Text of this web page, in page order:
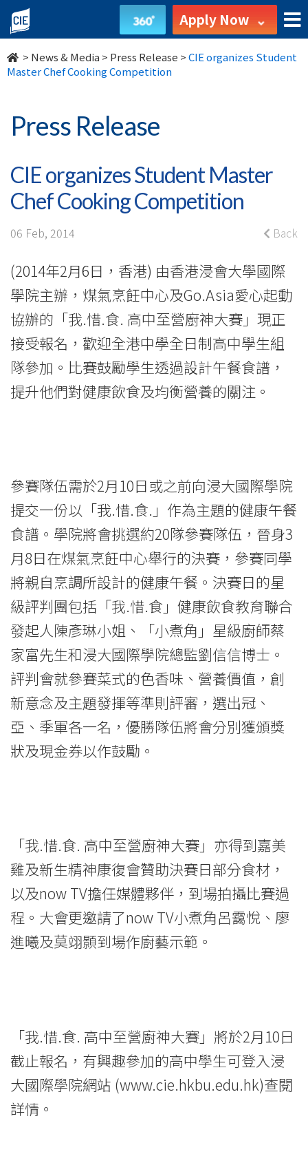
CIE
organizes
Student
Chef
Cooking
Competition
News
College
of
International
Hong
Kong
Baptist
University
Apply Now
> News & Media > Press Release >CIE organizes Student
Master Chef Cooking Competition
Press Release
CIE organizes Student Master
Chef Cooking Competition
06 Feb, 2014 Back
(2014年2月6日，香港) 由香港浸會大學國際
學院主辦，煤氣烹飪中心及Go.Asia愛心起動
協辦的「我.惜.食. 高中至營廚神大賽」現正
接受報名，歡迎全港中學全日制高中學生組
隊參加。比賽鼓勵學生透過設計午餐食譜，
提升他們對健康飲食及均衡營養的關注。
參賽隊伍需於2月10日或之前向浸大國際學院
提交一份以「我.惜.食.」作為主題的健康午餐
食譜。學院將會挑選約20隊參賽隊伍，晉身3
月8日在煤氣烹飪中心舉行的決賽，參賽同學
將親自烹調所設計的健康午餐。決賽日的星
級評判團包括「我.惜.食」健康飲食教育聯合
發起人陳彥琳小姐、「小煮角」星級廚師蔡
家富先生和浸大國際學院總監劉信信博士。
評判會就參賽菜式的色香味、營養價值，創
新意念及主題發揮等準則評審，選出冠、
亞、季軍各一名，優勝隊伍將會分別獲頒獎
狀及現金券以作鼓勵。
「我.惜.食. 高中至營廚神大賽」亦得到嘉美
雞及新生精神康復會贊助決賽日部分食材，
以及now TV擔任媒體夥伴，到場拍攝比賽過
程。大會更邀請了now TV小煮角呂靄悅、廖
進曦及莫翊顥到場作廚藝示範。
「我.惜.食. 高中至營廚神大賽」將於2月10日
截止報名，有興趣參加的高中學生可登入浸
大國際學院網站 (www.cie.hkbu.edu.hk)查閱
詳情。